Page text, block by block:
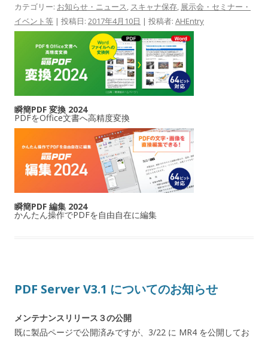
カテゴリー: お知らせ・ニュース, スキャナ保存, 展示会・セミナー・
イベント等 | 投稿日: 2017年4月10日 | 投稿者: AHEntry
瞬簡PDF 変換 2024
PDFをOffice文書へ高精度変換
瞬簡PDF 編集 2024
かんたん操作でPDFを自由自在に編集
PDF Server V3.1 についてのお知らせ
メンテナンスリリース３の公開
既に製品ページで公開済みですが、3/22 に MR4 を公開してお